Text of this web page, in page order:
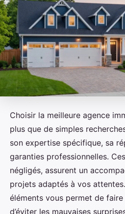
Choisir la meilleure agence
plus que de simples
son expertise spécifique, sa
garanties professionnelles.
négligés, assurent un
projets adaptés à vos
éléments vous permet de
d’éviter les mauvaises